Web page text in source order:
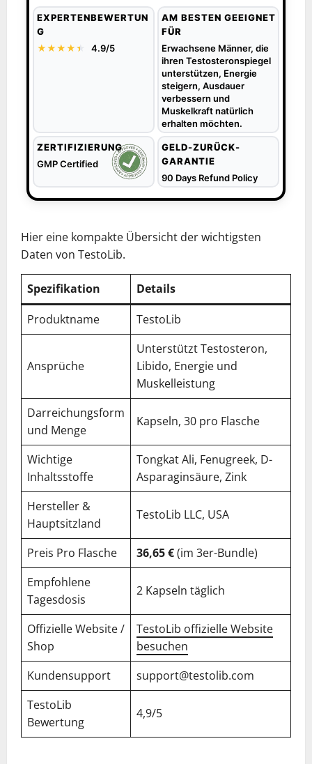
EXPERTENBEWERTUN
G
★★★★★
★ 4.9/5
AM BESTEN GEEIGNET
FÜR
Erwachsene Männer, die
ihren Testosteronspiegel
unterstützen, Energie
steigern, Ausdauer
verbessern und
Muskelkraft natürlich
erhalten möchten.
ZERTIFIZIERUNG
GMP Certified
GELD-ZURÜCK-
GARANTIE
90 Days Refund Policy
Hier eine kompakte Übersicht der wichtigsten
Daten von TestoLib.
Spezifikation
Details
Produktname
TestoLib
Ansprüche
Unterstützt Testosteron,
Libido, Energie und
Muskelleistung
Darreichungsform
und Menge
Kapseln, 30 pro Flasche
Wichtige
Inhaltsstoffe
Tongkat Ali, Fenugreek, D-
Asparaginsäure, Zink
Hersteller &
Hauptsitzland
TestoLib LLC, USA
Preis Pro Flasche 36,65 €(im 3er-Bundle)
Empfohlene
Tagesdosis
2 Kapseln täglich
Offizielle Website /
Shop
TestoLib offizielle Website
besuchen
Kundensupport
support@testolib.com
TestoLib
Bewertung
4,9/5